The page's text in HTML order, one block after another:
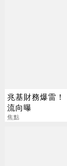
兆基財務爆雷
流向曝
焦點